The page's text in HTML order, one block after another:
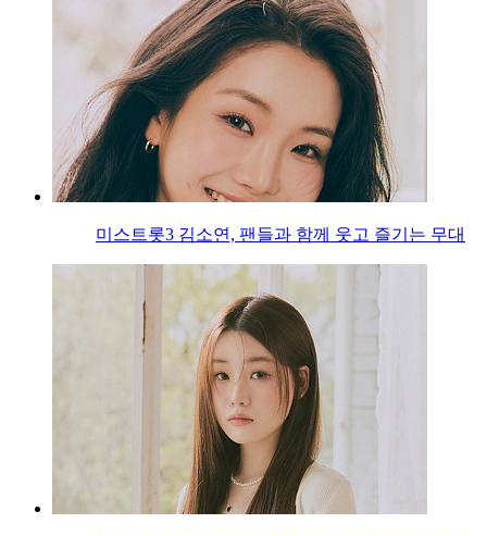
미스트롯3 김소연, 팬들과 함께 웃고 즐기는 무대